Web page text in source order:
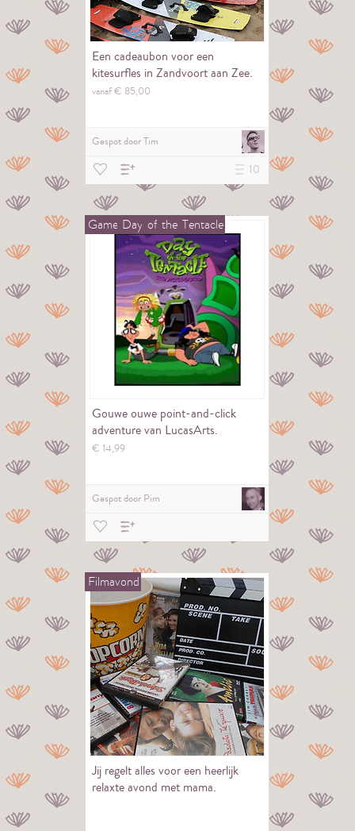
Een cadeaubon voor een
kitesurfles in Zandvoort aan Zee.
vanaf € 85,00
Gespot doorTim
10
Game Day of the Tentacle
Gouwe ouwe point-and-click
adventure van LucasArts.
€ 14,99
Gespot door Pim
Filmavond
Jij regelt alles voor een heerlijk
relaxte avond met mama.